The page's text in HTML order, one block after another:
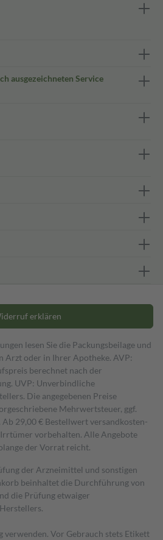
ausgezeichneten Service
erklären
lesen Sie die Packungsbeilage und
Arzt oder in Ihrer Apotheke. AVP:
berechnet nach der
UVP: Unverbindliche
Die angegebenen Preise
Mehrwertsteuer, ggf.
Ab 29,00 € Bestell­wert versand­kosten­
vorbehalten. Alle Angebote
der Vorrat reicht.
der Arzneimittel und sonstigen
beinhaltet die Durchführung von
die Prüfung etwaiger
verwenden. Vor Gebrauch stets Etikett